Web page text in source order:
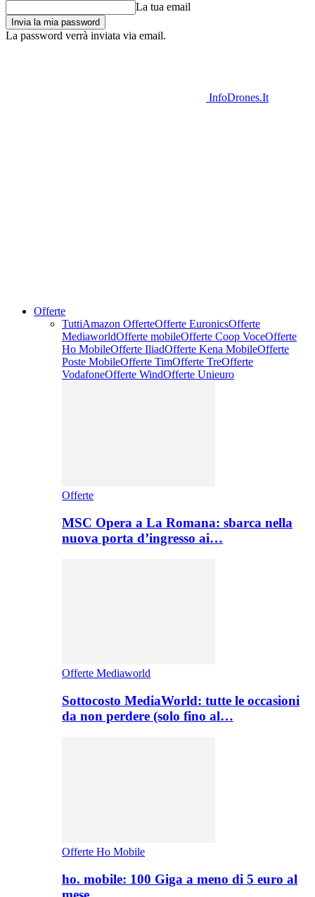
La tua email
La password verrà inviata via email.
InfoDrones.It
Offerte
TuttiAmazon OfferteOfferte EuronicsOfferte
MediaworldOfferte mobileOfferte Coop VoceOfferte
Ho MobileOfferte IliadOfferte Kena MobileOfferte
Poste MobileOfferte TimOfferte TreOfferte
VodafoneOfferte WindOfferte Unieuro
Offerte
MSC Opera a La Romana: sbarca nella
nuova porta d’ingresso ai…
Offerte Mediaworld
Sottocosto MediaWorld: tutte le occasioni
da non perdere (solo fino al…
Offerte Ho Mobile
ho. mobile: 100 Giga a meno di 5 euro al